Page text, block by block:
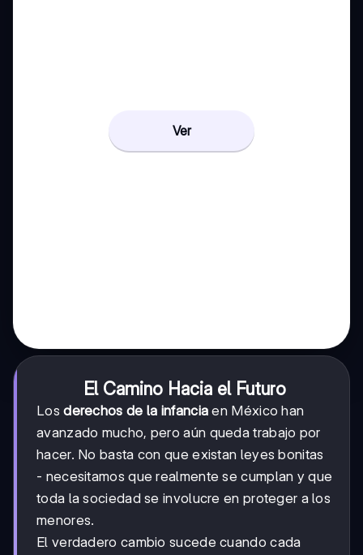
Ver
El Camino Hacia el Futuro
Losderechos de la infancia en México han
avanzado mucho, pero aún queda trabajo por
hacer. No basta con que existan leyes bonitas
- necesitamos que realmente se cumplan y que
toda la sociedad se involucre en proteger a los
menores.
El verdadero cambio sucede cuando cada